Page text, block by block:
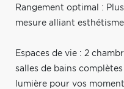
Rangement optimal :
mesure alliant
Espaces de vie : 2
salles de bains
lumière pour vos